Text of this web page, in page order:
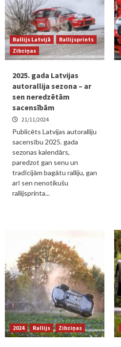
Rallijs Latvijā
Rallijsprints
Zibziņas
2025. gada Latvijas
autorallija sezona – ar
sen neredzētām
sacensībām
21/11/2024
Publicēts Latvijas autoralliju
sacensību 2025. gada
sezonas kalendārs,
paredzot gan senu un
tradīcijām bagātu ralliju, gan
arī sen nenotikušu
rallijsprinta...
2024 Rallijs Zibziņas